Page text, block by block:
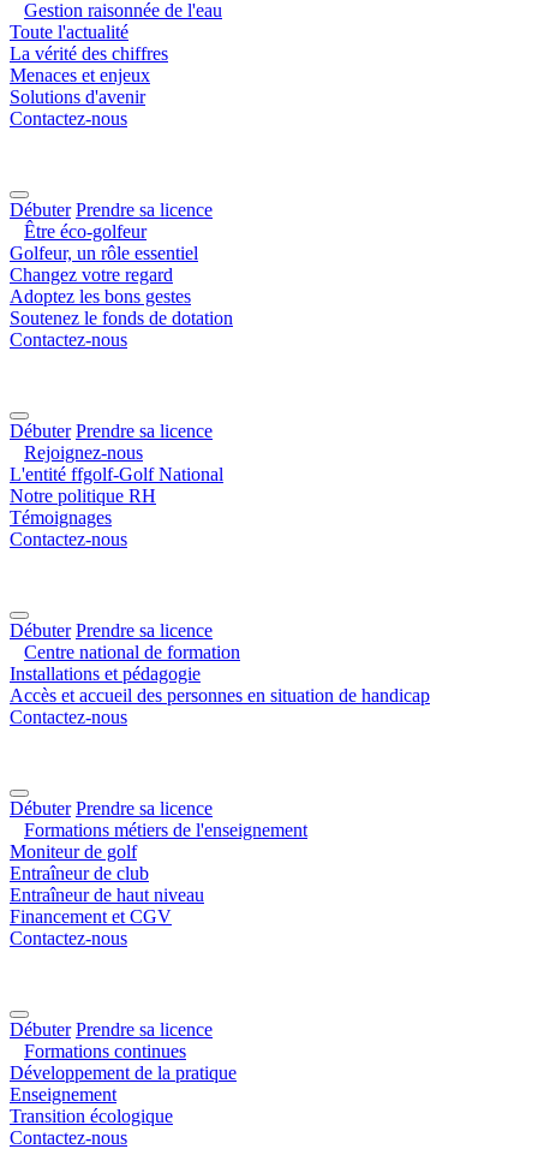
Gestion raisonnée de l'eau
Toute l'actualité
La vérité des chiffres
Menaces et enjeux
Solutions d'avenir
Contactez-nous
Débuter Prendre sa licence
Être éco-golfeur
Golfeur, un rôle essentiel
Changez votre regard
Adoptez les bons gestes
Soutenez le fonds de dotation
Contactez-nous
Débuter Prendre sa licence
Rejoignez-nous
L'entité ffgolf-Golf National
Notre politique RH
Témoignages
Contactez-nous
Débuter Prendre sa licence
Centre national de formation
Installations et pédagogie
Accès et accueil des personnes en situation de handicap
Contactez-nous
Débuter Prendre sa licence
Formations métiers de l'enseignement
Moniteur de golf
Entraîneur de club
Entraîneur de haut niveau
Financement et CGV
Contactez-nous
Débuter Prendre sa licence
Formations continues
Développement de la pratique
Enseignement
Transition écologique
Contactez-nous